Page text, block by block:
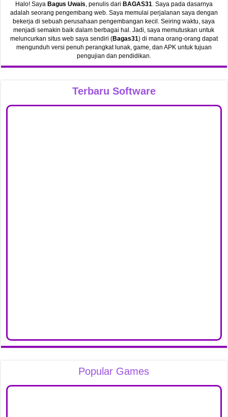
Halo! Saya Bagus Uwais, penulis dari BAGAS31. Saya pada dasarnya
adalah seorang pengembang web. Saya memulai perjalanan saya dengan
bekerja di sebuah perusahaan pengembangan kecil. Seiring waktu, saya
menjadi semakin baik dalam berbagai hal. Jadi, saya memutuskan untuk
meluncurkan situs web saya sendiri (Bagas31) di mana orang-orang dapat
mengunduh versi penuh perangkat lunak, game, dan APK untuk tujuan
pengujian dan pendidikan.
Terbaru Software
Popular Games